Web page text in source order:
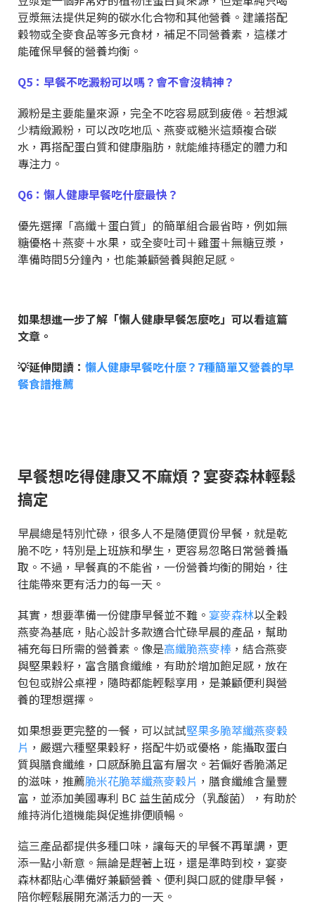
豆漿無法提供足夠的碳水化合物和其他營養。建議搭配
穀物或全麥食品等多元食材，補足不同營養素，這樣才
能確保早餐的營養均衡。
Q5：早餐不吃澱粉可以嗎？會不會沒精神？
澱粉是主要能量來源，完全不吃容易感到疲倦。若想減
少精緻澱粉，可以改吃地瓜、燕麥或糙米這類複合碳
水，再搭配蛋白質和健康脂肪，就能維持穩定的體力和
專注力。
Q6：懶人健康早餐吃什麼最快？
優先選擇「高纖＋蛋白質」的簡單組合最省時，例如無
糖優格＋燕麥＋水果，或全麥吐司＋雞蛋＋無糖豆漿，
準備時間5分鐘內，也能兼顧營養與飽足感。
如果想進一步了解「懶人健康早餐怎麼吃」可以看這篇
文章。
💡延伸閱讀： 懶人健康早餐吃什麼？7種簡單又營養的早
餐食譜推薦
早餐想吃得健康又不麻煩？宴麥森林輕鬆
搞定
早晨總是特別忙碌，很多人不是隨便買份早餐，就是乾
脆不吃，特別是上班族和學生，更容易忽略日常營養攝
取。不過，早餐真的不能省，一份營養均衡的開始，往
往能帶來更有活力的每一天。
其實，想要準備一份健康早餐並不難。 宴麥森林以全穀
燕麥為基底，貼心設計多款適合忙碌早晨的產品，幫助
補充每日所需的營養素。像是高纖脆燕麥棒 ，結合燕麥
與堅果穀籽，富含膳食纖維，有助於增加飽足感，放在
包包或辦公桌裡，隨時都能輕鬆享用，是兼顧便利與營
養的理想選擇。
如果想要更完整的一餐，可以試試堅果多脆萃纖燕麥穀
片 ，嚴選六種堅果穀籽，搭配牛奶或優格，能攝取蛋白
質與膳食纖維，口感酥脆且富有層次。若偏好香脆滿足
的滋味，推薦脆米花脆萃纖燕麥穀片 ，膳食纖維含量豐
富，並添加美國專利 BC 益生菌成分（乳酸菌），有助於
維持消化道機能與促進排便順暢。
這三產品都提供多種口味，讓每天的早餐不再單調，更
添一點小新意。無論是趕著上班，還是準時到校，宴麥
森林都貼心準備好兼顧營養、便利與口感的健康早餐，
陪你輕鬆展開充滿活力的一天。